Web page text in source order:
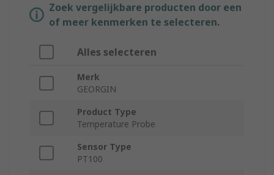
Zoek vergelijkbare producten door een
of meer kenmerken te selecteren.
Alles selecteren
Merk
GEORGIN
Product Type
Temperature Probe
Sensor Type
PT100